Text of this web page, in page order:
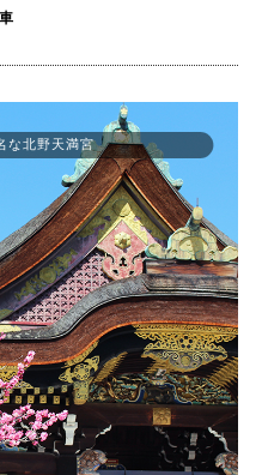
な北野天満宮